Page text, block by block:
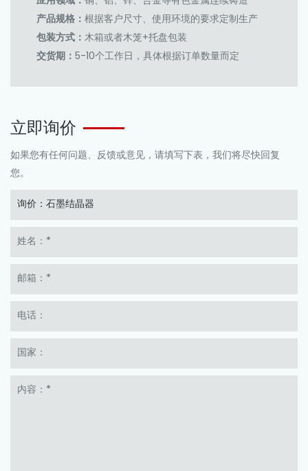
产品规格： 根据客户尺寸、使用环境的要求定制生产
包装方式： 木箱或者木笼+托盘包装
交货期： 5-10个工作日，具体根据订单数量而定
立即询价
如果您有任何问题、反馈或意见，请填写下表，我们将尽快回复
您。